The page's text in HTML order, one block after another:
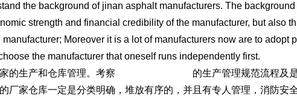
the background of jinan asphalt manufacturers. The background
strength and financial credibility of the manufacturer, but also
manufacturer; Moreover it is a lot of manufacturers now are to adopt
the manufacturer that oneself runs independently first.
生产和仓库管理。考察
的生产管理规范流程及
厂家仓库一定是分类明确，堆放有序的，并且有专人管理，消防安